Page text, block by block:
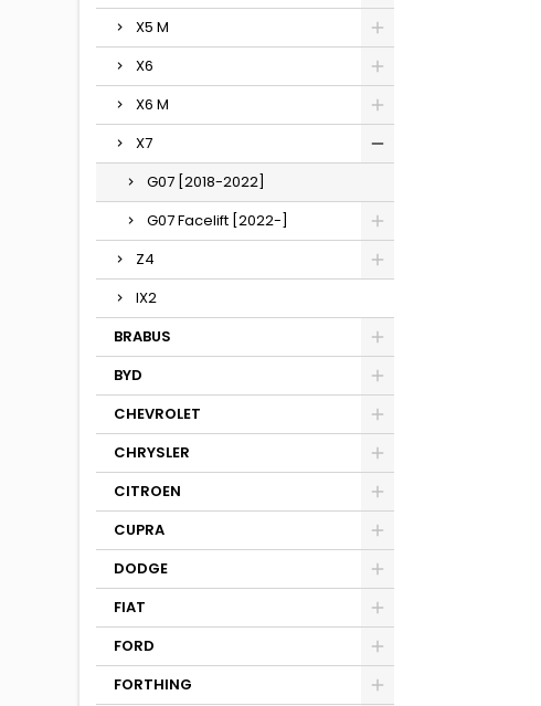
X5 M
X6
X6 M
X7
G07 [2018-2022]
G07 Facelift [2022-]
Z4
IX2
BRABUS
BYD
CHEVROLET
CHRYSLER
CITROEN
CUPRA
DODGE
FIAT
FORD
FORTHING